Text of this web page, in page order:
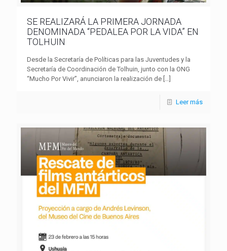
SE REALIZARÁ LA PRIMERA JORNADA
DENOMINADA “PEDALEA POR LA VIDA” EN
TOLHUIN
Desde la Secretaría de Políticas para las Juventudes y la
Secretaría de Coordinación de Tolhuin, junto con la ONG
“Mucho Por Vivir”, anunciaron la realización de […]
Leer más